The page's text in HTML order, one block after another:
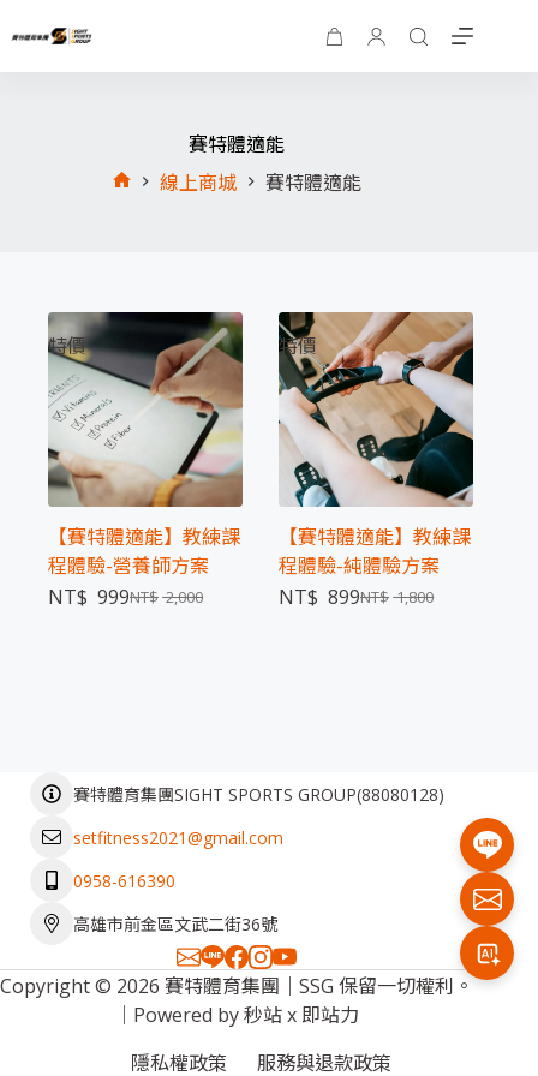
賽特體適能
線上商城
賽特體適能
特價
【賽特體適能】教練課
程體驗-營養師方案
NT$2,000
NT$ 999
特價
【賽特體適能】教練課
程體驗-純體驗方案
NT$1,800
NT$ 899
賽特體育集團SIGHT SPORTS GROUP(88080128)
setfitness2021@gmail.com
0958-616390
高雄市前金區文武二街36號
Copyright © 2026 賽特體育集團｜SSG 保留一切權利。
｜Powered by秒站x 即站力
隱私權政策
服務與退款政策